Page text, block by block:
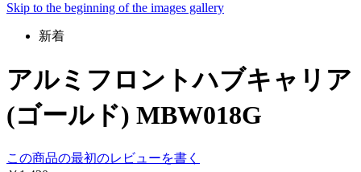
Skip to the beginning of the images gallery
新着
アルミフロントハブキャリア
(ゴールド) MBW018G
この商品の最初のレビューを書く